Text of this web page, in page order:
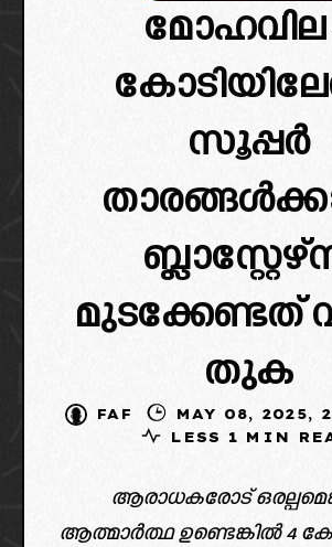
മോഹവില
സൂപ്പർ
മുടക്കേണ്ടത്
തുക
FAF
MAY 08,
LESS 1 MIN
ആരാധകരോട്
ആത്മാർത്ഥ ഉണ്ടെങ്കിൽ 4